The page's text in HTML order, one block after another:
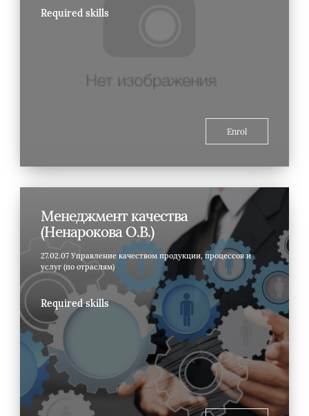
Required skills
Enrol
Менеджмент качества
(Ненарокова О.В.)
27.02.07 Управление качеством продукции, процессов и
услуг (по отраслям)
Required skills